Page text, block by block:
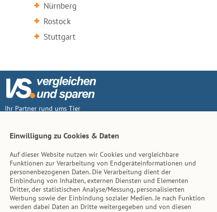
Nürnberg
Rostock
Stuttgart
Ihr Partner rund ums Tier
Inhalt
Tierarzt-Suche
Hinweise
Einwilligung zu Cookies & Daten
Auf dieser Website nutzen wir Cookies und vergleichbare
Funktionen zur Verarbeitung von Endgeräteinformationen und
personenbezogenen Daten. Die Verarbeitung dient der
Einbindung von Inhalten, externen Diensten und Elementen
Dritter, der statistischen Analyse/Messung, personalisierten
Werbung sowie der Einbindung sozialer Medien. Je nach Funktion
werden dabei Daten an Dritte weitergegeben und von diesen